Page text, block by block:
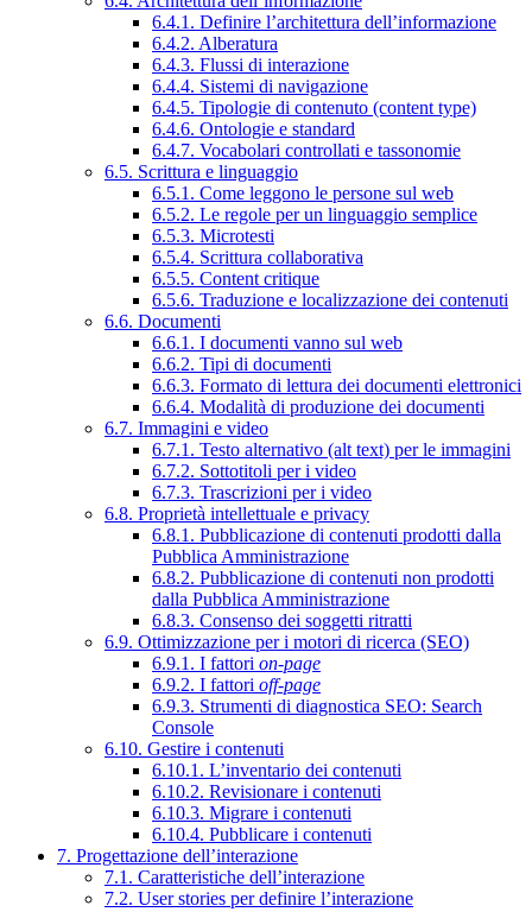
6.4.1. Definire l’architettura dell’informazione
6.4.2. Alberatura
6.4.3. Flussi di interazione
6.4.4. Sistemi di navigazione
6.4.5. Tipologie di contenuto (content type)
6.4.6. Ontologie e standard
6.4.7. Vocabolari controllati e tassonomie
6.5. Scrittura e linguaggio
6.5.1. Come leggono le persone sul web
6.5.2. Le regole per un linguaggio semplice
6.5.3. Microtesti
6.5.4. Scrittura collaborativa
6.5.5. Content critique
6.5.6. Traduzione e localizzazione dei contenuti
6.6. Documenti
6.6.1. I documenti vanno sul web
6.6.2. Tipi di documenti
6.6.3. Formato di lettura dei documenti elettronici
6.6.4. Modalità di produzione dei documenti
6.7. Immagini e video
6.7.1. Testo alternativo (alt text) per le immagini
6.7.2. Sottotitoli per i video
6.7.3. Trascrizioni per i video
6.8. Proprietà intellettuale e privacy
6.8.1. Pubblicazione di contenuti prodotti dalla
Pubblica Amministrazione
6.8.2. Pubblicazione di contenuti non prodotti
dalla Pubblica Amministrazione
6.8.3. Consenso dei soggetti ritratti
6.9. Ottimizzazione per i motori di ricerca (SEO)
6.9.1. I fattori on-page
6.9.2. I fattori off-page
6.9.3. Strumenti di diagnostica SEO: Search
Console
6.10. Gestire i contenuti
6.10.1. L’inventario dei contenuti
6.10.2. Revisionare i contenuti
6.10.3. Migrare i contenuti
6.10.4. Pubblicare i contenuti
7. Progettazione dell’interazione
7.1. Caratteristiche dell’interazione
7.2. User stories per definire l’interazione